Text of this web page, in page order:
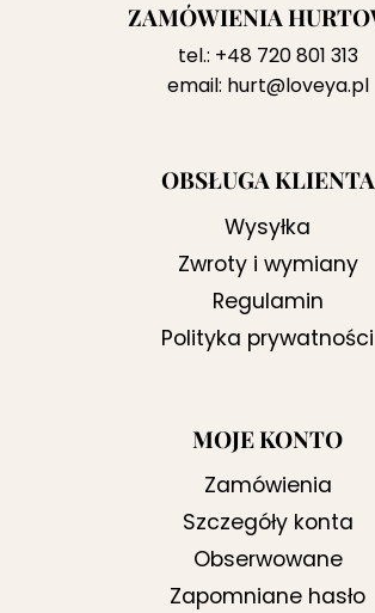
ZAMÓWIENIA
tel.: +48 720 801 313
email: hurt@loveya.pl
OBSŁUGA KLIENTA
Wysyłka
Zwroty i wymiany
Regulamin
Polityka prywatności
MOJE KONTO
Zamówienia
Szczegóły konta
Obserwowane
Zapomniane hasło